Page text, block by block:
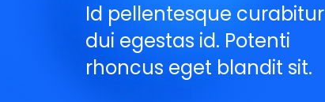
Id pellentesque curabitur
dui egestas id. Potenti
rhoncus eget blandit sit.